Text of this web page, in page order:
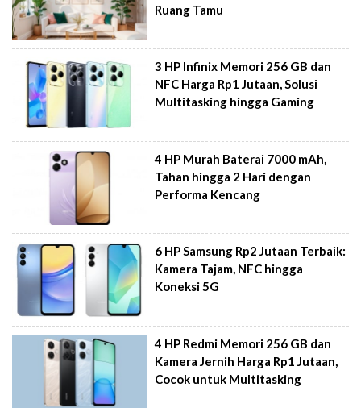
Ruang Tamu
3 HP Infinix Memori 256 GB dan
NFC Harga Rp1 Jutaan, Solusi
Multitasking hingga Gaming
4 HP Murah Baterai 7000 mAh,
Tahan hingga 2 Hari dengan
Performa Kencang
6 HP Samsung Rp2 Jutaan Terbaik:
Kamera Tajam, NFC hingga
Koneksi 5G
4 HP Redmi Memori 256 GB dan
Kamera Jernih Harga Rp1 Jutaan,
Cocok untuk Multitasking